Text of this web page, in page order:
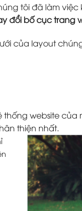
tôi đã làm
đổi bố cục
của layout
website của
thiện nhất.